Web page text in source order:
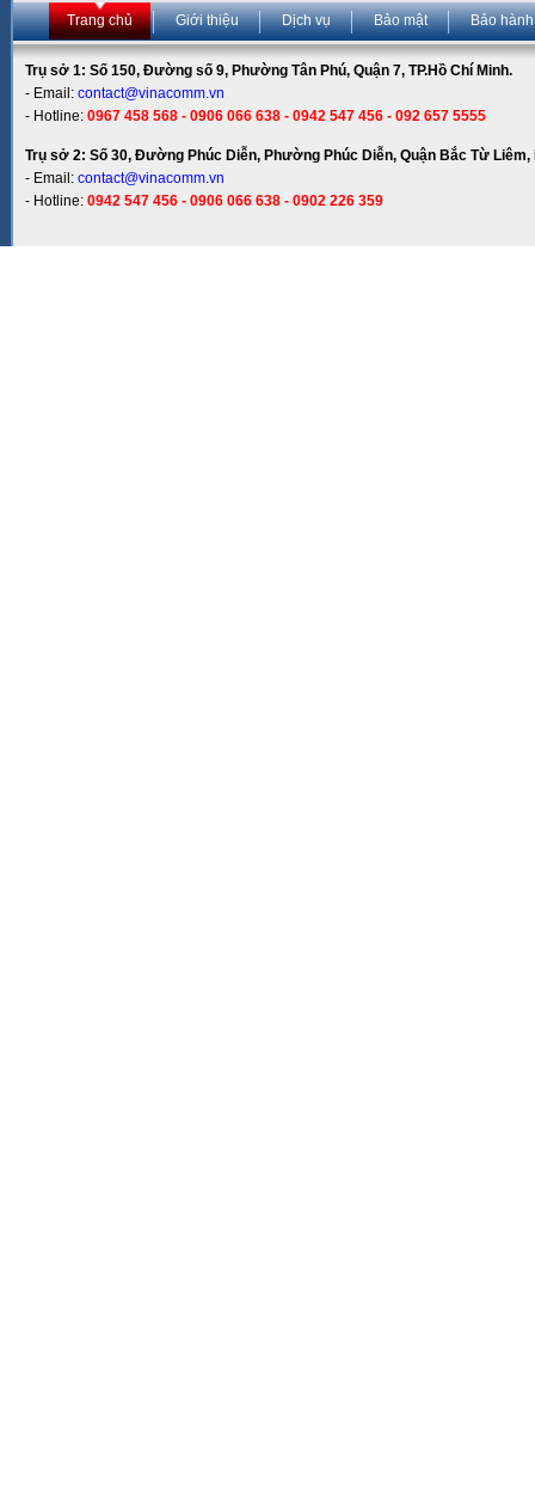
Trang chủ Giới thiệu Dịch vụ Bảo mật Bảo hành
Trụ sở 1: Số 150, Đường số 9, Phường Tân Phú, Quận 7, TP.Hồ Chí Minh.
- Email: contact@vinacomm.vn
- Hotline: 0967 458 568 - 0906 066 638 - 0942 547 456 - 092 657 5555
Trụ sở 2: Số 30, Đường Phúc Diễn, Phường Phúc Diễn, Quận Bắc Từ Liêm,
- Email: contact@vinacomm.vn
- Hotline: 0942 547 456 - 0906 066 638 - 0902 226 359